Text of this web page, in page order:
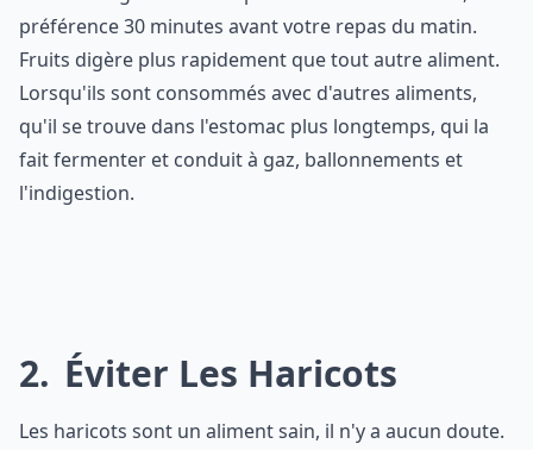
préférence 30 minutes avant votre repas du matin.
Fruits digère plus rapidement que tout autre aliment.
Lorsqu'ils sont consommés avec d'autres aliments,
qu'il se trouve dans l'estomac plus longtemps, qui la
fait fermenter et conduit à gaz, ballonnements et
l'indigestion.
2 Éviter Les Haricots
Les haricots sont un aliment sain, il n'y a aucun doute.